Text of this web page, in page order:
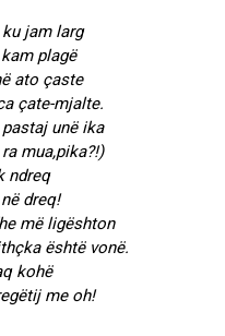
jam larg
plagë
ato çaste
çate-mjalte.
unë ika
mua,pika?!)
ndreq
dreq!
më ligështon
është vonë.
kohë
me oh!